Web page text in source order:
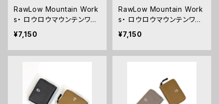
RawLow Mountain Work
s・ ロウロウマウンテンワー
クス Pisten Pack (BOGE
N Edition)
¥7,150
RawLow Mountain Work
s・ ロウロウマウンテンワー
クス Nuts Pack ナッツパッ
¥7,150